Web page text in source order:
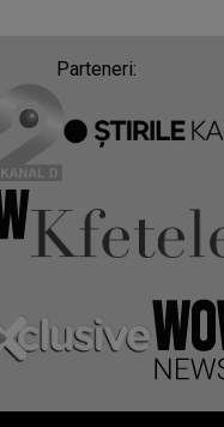
Parteneri: